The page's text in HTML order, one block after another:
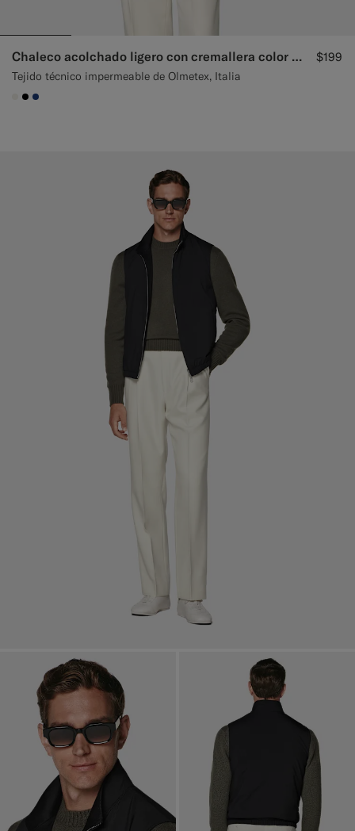
Chaleco acolchado ligero con cremallera color crudo
Tejido técnico impermeable de Olmetex, Italia
$199
#F1EFE8
#000000
#1C3D7A